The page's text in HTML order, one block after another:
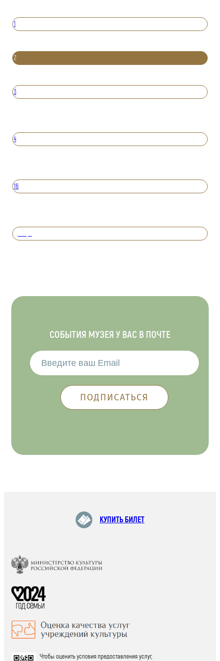
1
2
3
4
16
СОБЫТИЯ МУЗЕЯ У ВАС В ПОЧТЕ
КУПИТЬ БИЛЕТ
Чтобы оценить условия предоставления услуг,